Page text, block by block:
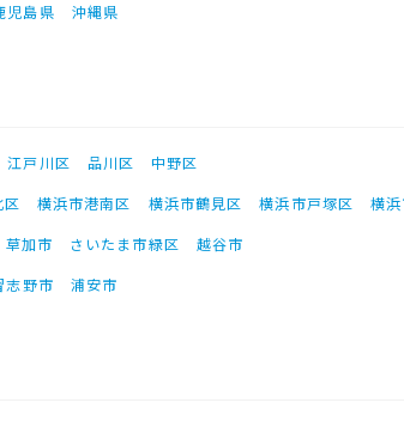
児島県 沖縄県
江戸川区 品川区
中野区
区 横浜市港南区 横浜市鶴見区 横浜市戸塚区
横
草加市 さいたま市緑区
越谷市
志野市 浦安市